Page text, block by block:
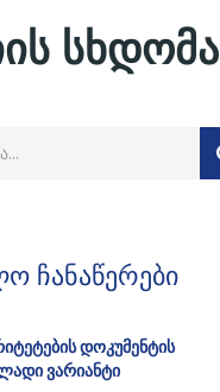
სხდომა
ჩანაწერები
დოკუმენტის
ვარიანტი